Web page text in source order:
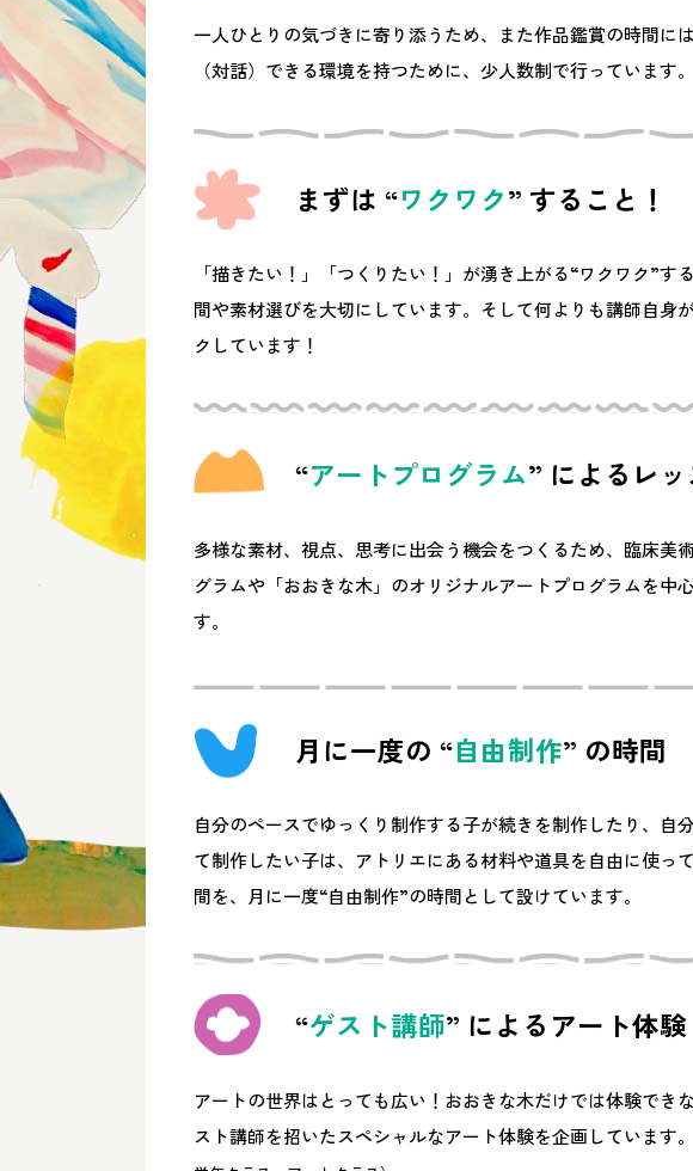
一人ひとりの気づきに寄り添うため、また作品鑑賞の時間に
（対話）できる環境を持つために、少人数制で行っています。
まずは “ワクワク” すること！
「描きたい！」「つくりたい！」が湧き上がる“ワクワク”す
間や素材選びを大切にしています。そして何よりも講師自身
クしています！
“アートプログラム” によるレッ
多様な素材、視点、思考に出会う機会をつくるため、臨床美
グラムや「おおきな木」のオリジナルアートプログラムを中
す。
月に一度の “自由制作” の時間
自分のペースでゆっくり制作する子が続きを制作したり、自
て制作したい子は、アトリエにある材料や道具を自由に使っ
間を、月に一度“自由制作”の時間として設けています。
“ゲスト講師” によるアート体験
アートの世界はとっても広い！おおきな木だけでは体験でき
スト講師を招いたスペシャルなアート体験を企画しています。